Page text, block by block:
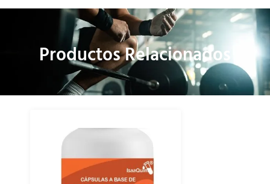
Productos Relacionados